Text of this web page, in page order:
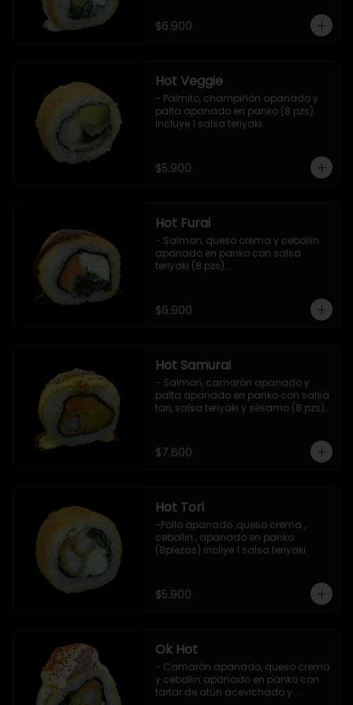
$6.900
Hot Veggie
- Palmito, champiñón apanado y
palta apanado en panko (8 pzs).
Incluye 1 salsa teriyaki.
$5.900
Hot Furai
- Salmon, queso crema y cebollin
apanado en panko con salsa
teriyaki (8 pzs).
$6.900
Hot Samurai
- Salmon, camarón apanado y
palta apanado en panko con salsa
tari, salsa teriyaki y sésamo (8 pzs).
$7.600
Hot Tori
-Pollo apanado ,queso crema ,
cebollin , apanado en panko
(8piezas) incliye 1 salsa teriyaki
$5.900
Ok Hot
- Camarón apanado, queso crema
y cebollin apanado en panko con
tartar de atún acevichado y